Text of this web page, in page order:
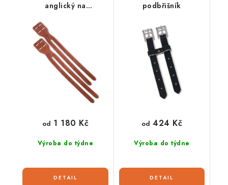
anglický na
Výroba do týdne
od 1 180 Kč
podbřišník
Výroba do týdne
od 424 Kč